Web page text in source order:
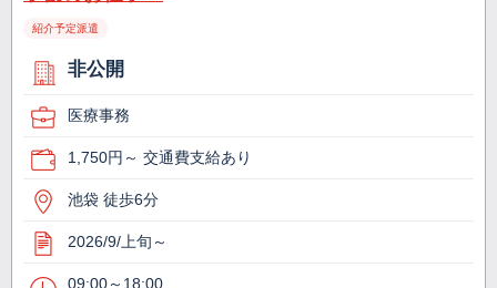
紹介予定派遣
非公開
医療事務
1,750円～ 交通費支給あり
池袋 徒歩6分
2026/9/上旬～
09:00～18:00